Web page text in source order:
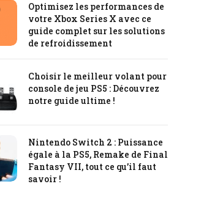
Optimisez les performances de
votre Xbox Series X avec ce
guide complet sur les solutions
de refroidissement
Choisir le meilleur volant pour
console de jeu PS5 : Découvrez
notre guide ultime !
Nintendo Switch 2 : Puissance
égale à la PS5, Remake de Final
Fantasy VII, tout ce qu’il faut
savoir !